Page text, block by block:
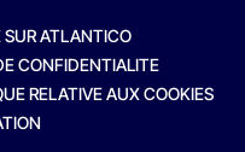
SUR ATLANTICO
CONFIDENTIALITE
RELATIVE AUX COOKIES